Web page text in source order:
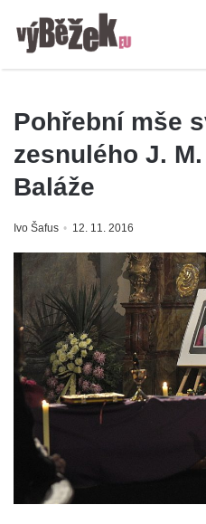
Pohřební mše
zesnulého J.
Baláže
Ivo Šafus 12. 11. 2016